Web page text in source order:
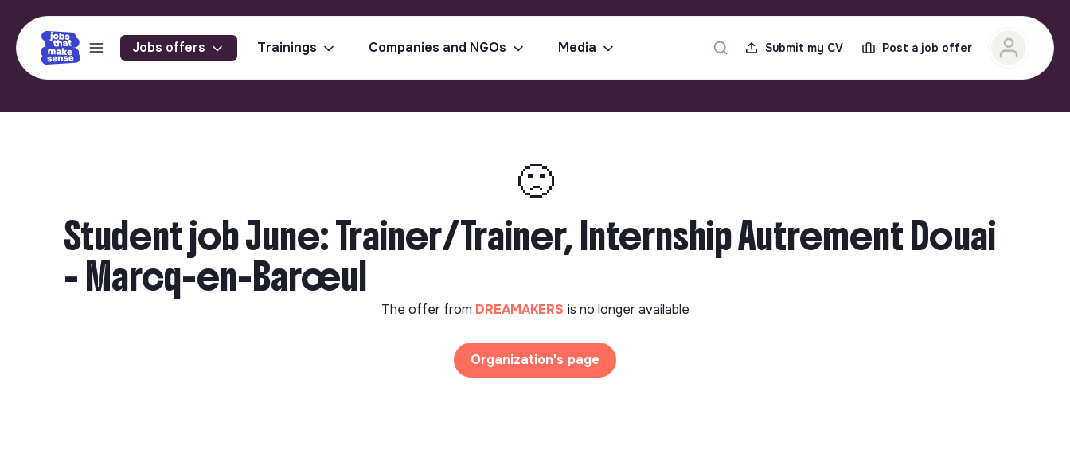
Jobs offers Trainings Companies and NGOs Media Submit my CV Post a job offer
🙁
Student job June: Trainer/Trainer, Internship Autrement Douai
- Marcq-en-Barœul
The offer from DREAMAKERS is no longer available
Organization's page